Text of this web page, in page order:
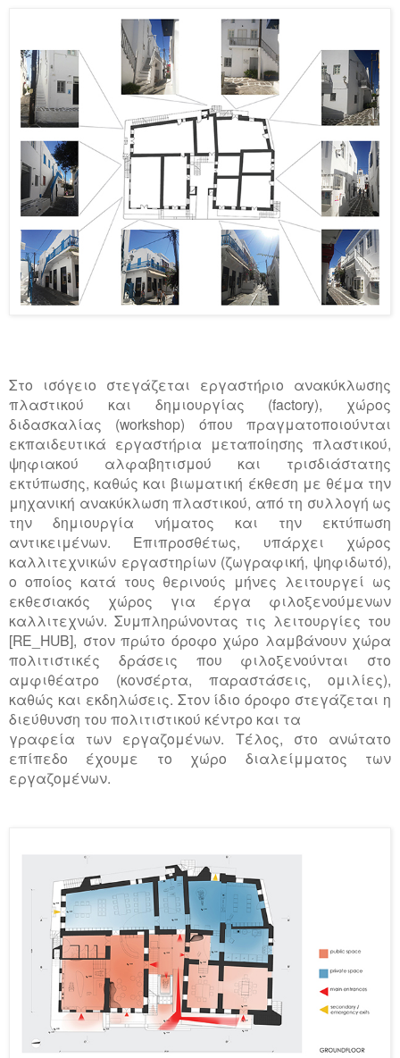
Στο ισόγειο στεγάζεται εργαστήριο ανακύκλωσης
πλαστικού και δημιουργίας (factory), χώρος
διδασκαλίας (workshop) όπου πραγματοποιούνται
εκπαιδευτικά εργαστήρια μεταποίησης πλαστικού,
ψηφιακού αλφαβητισμού και τρισδιάστατης
εκτύπωσης, καθώς και βιωματική έκθεση με θέμα την
μηχανική ανακύκλωση πλαστικού, από τη συλλογή ως
την δημιουργία νήματος και την εκτύπωση
αντικειμένων. Επιπροσθέτως, υπάρχει χώρος
καλλιτεχνικών εργαστηρίων (ζωγραφική, ψηφιδωτό),
ο οποίος κατά τους θερινούς μήνες λειτουργεί ως
εκθεσιακός χώρος για έργα φιλοξενούμενων
καλλιτεχνών. Συμπληρώνοντας τις λειτουργίες του
[RE_HUB], στον πρώτο όροφο χώρο λαμβάνουν χώρα
πολιτιστικές δράσεις που φιλοξενούνται στο
αμφιθέατρο (κονσέρτα, παραστάσεις, ομιλίες),
καθώς και εκδηλώσεις. Στον ίδιο όροφο στεγάζεται η
διεύθυνση του πολιτιστικού κέντρο και τα
γραφεία των εργαζομένων. Τέλος, στο ανώτατο
επίπεδο έχουμε το χώρο διαλείμματος των
εργαζομένων.